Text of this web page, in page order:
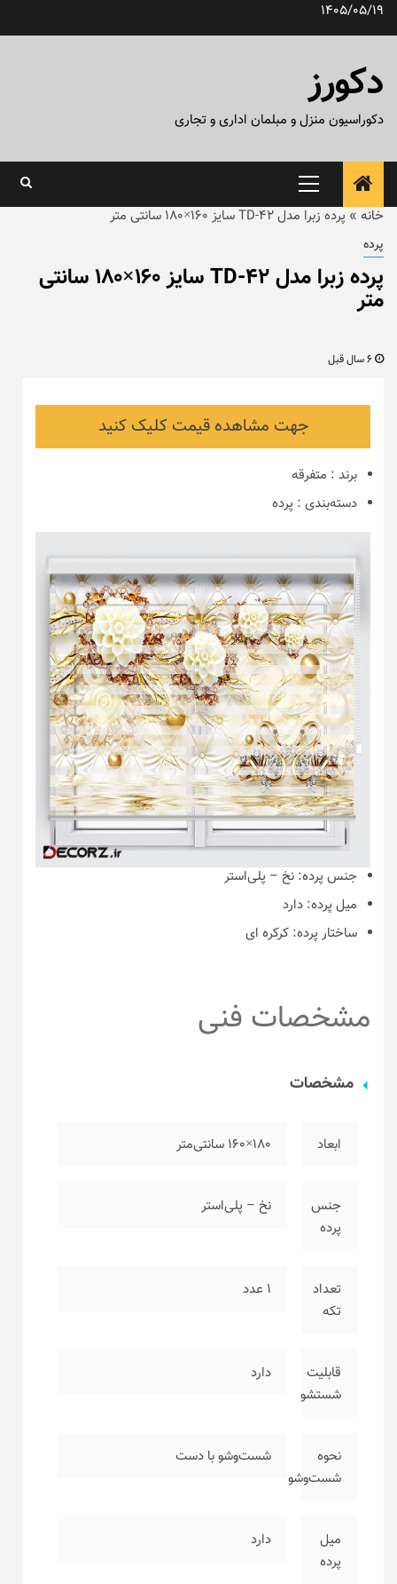
پرش1405/05/19
دکورز
دکوراسیون منزل و مبلمان اداری و تجاری
منوی
اصلی
خانه » پرده زبرا مدل TD-42 سایز ۱۶۰×۱۸۰ سانتی متر
پرده
پرده زبرا مدل TD-42 سایز ۱۶۰×۱۸۰ سانتی
متر
جهت مشاهده قیمت کلیک کنید
برند : متفرقه
دسته‌بندی : پرده
جنس پرده: نخ – پلی‌استر
میل پرده: دارد
ساختار پرده: کرکره ای
مشخصات فنی
مشخصات
ابعاد ۱۸۰×۱۶۰ سانتی‌متر
جنس
پرده
نخ – پلی‌استر
تعداد
تکه
۱ عدد
قابلیت
شستشو
دارد
نحوه
شست‌وشو
شست‌وشو با دست
میل
پرده
دارد